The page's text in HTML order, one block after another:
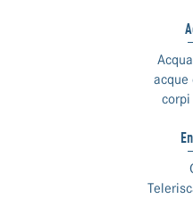
acque
corpi